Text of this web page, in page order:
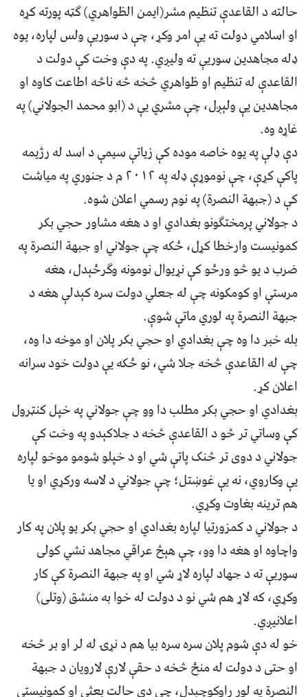
حالته د القاعدې تنظیم مشر(ایمن الظواهري) ګټه پورته کړه
او اسلامي دولت ته یې امر وکړ، چې د سوريې ولس لپاره، یوه
ډله مجاهدین سوريې ته ولیږي. په دې وخت کې دولت د
القاعدې له تنظیم او ظواهري څخه څه ناڅه اطاعت کاوه او
مجاهدین یې ولېږل، چې مشري یې د (ابو محمد الجولاني) په
غاړه وه.
دې ډلې په یوه خاصه موده کې زیاتې سیمې د اسد له رژیمه
پاکې کړې، چې نوموړې ډله په ٢٠١٢ م د جنوري په میاشت
کې د (جبهة النصرة) په نوم رسمي اعلان شوه.
د جولاني پرمختګونو بغدادي او د هغه مشاور حجي بکر
کمونیست وارخطا کړل، ځکه چې جولاني او جبهة النصرة په
ضرب د یو څو ورځو کې نړیوال نومونه وګرځېدل، هغه
مرستې او کومکونه چې له جعلي دولت سره کېدلې هغه د
جبهة النصرة په لوري ماتې شوې.
بله خبر دا وه چې بغدادي او حجي بکر پلان او موخه دا وه،
چې له القاعدې څخه جلا شي، نو ځکه یې دولت خود سرانه
اعلان کړ.
بغدادي او حجي بکر مطلب دا وو چې جولاني په خپل کنټرول
کې وساتي تر څو د القاعدې څخه د جلاکېدو په وخت کې
جولاني د دوی تر څنک پاتې شي او د خپلو شومو موخو لپاره
یې وکاروي، نه یې غوښتل؛ چې جولاني د لاسه ورکړي او یا
هم ترینه بغاوت وکړي.
د جولاني د کمزورتیا لپاره بغدادي او حجي بکر يو پلان په کار
واچاوه او هغه دا وو، چې هېڅ عراقي مجاهد نشي کولی
سوریې ته د جهاد لپاره لاړ شي او په جبهة النصرة کې کار
وکړي، که لاړ هم شي نو د دولت له خوا به منشق (وتلی)
اعلانیږي.
خو له دې شوم پلان سره سره بیا هم د نړۍ له لر او بر څخه
او حتی د دولت له منځ څخه د حقې لارې لارویان د جبهة
النصرة په لور راوکوچېدل، چې دې حالت بعثي او کمونیستي